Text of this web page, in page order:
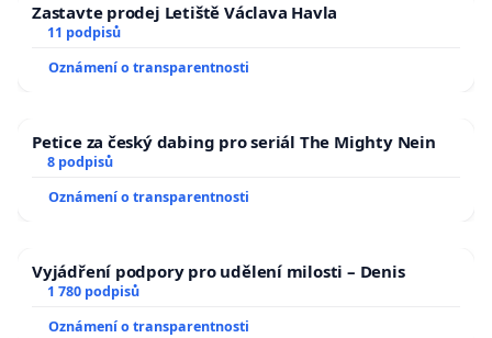
Zastavte prodej Letiště Václava Havla
11 podpisů
Oznámení o transparentnosti
Petice za český dabing pro seriál The Mighty Nein
8 podpisů
Oznámení o transparentnosti
Vyjádření podpory pro udělení milosti – Denis
1 780 podpisů
Oznámení o transparentnosti